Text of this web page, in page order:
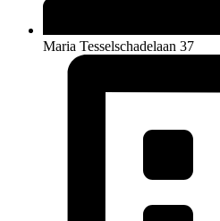
Maria Tesselschadelaan 37